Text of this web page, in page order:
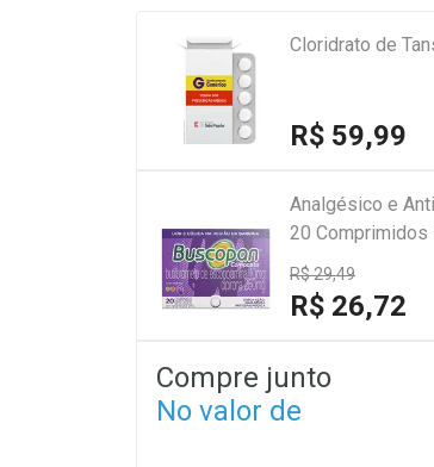
Cloridrato de
R$ 59,99
Analgésico e
20 Comprimidos
R$ 29,49
R$ 26,72
Compre junto
No valor de